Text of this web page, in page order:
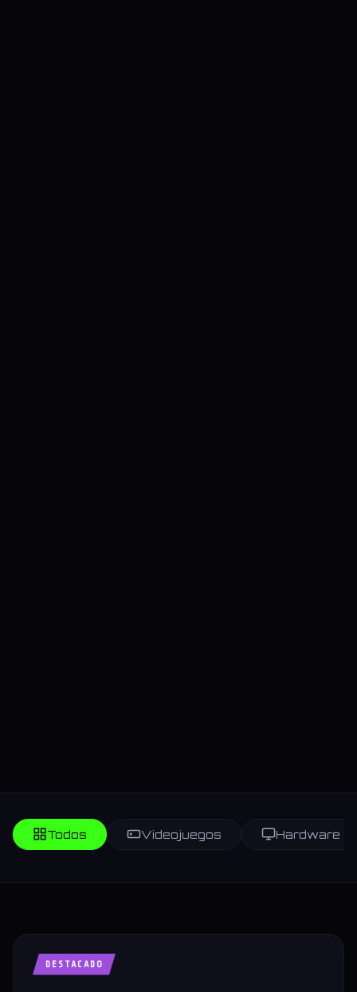
Todos Videojuegos Hardware
DESTACADO